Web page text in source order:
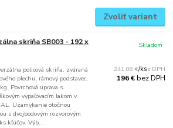
Zvoliť variant
skriňa SB003 - 192 x
policová skriňa, zváraná
plechu, rámový podstavec,
Povrchová úprava s
vypaľovacím lakom v
Uzamykanie otočnou
s dvojbodovým rozvorovým
kľúčov. Výb...
241,08 €/ks
196 €bez DPH
Skladom